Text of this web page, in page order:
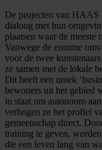
De projecten van HAAS
dialoog met hun
plaatsen waar de meeste
Vanwege de enorme
voor de twee
ze samen met de lokale
Dit heeft een uniek
bewoners uit het gebied
in staat om autonoom
verhogen ze het profiel
gemeenschap direct.
training te geven,
die een leven lang van